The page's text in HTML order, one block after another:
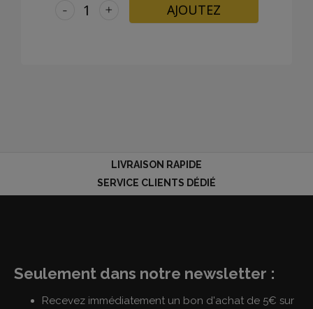
+
- AJOUTEZ
LIVRAISON RAPIDE
SERVICE CLIENTS DÉDIÉ
Seulement dans notre newsletter :
Recevez immédiatement un bon d'achat de 5€ sur